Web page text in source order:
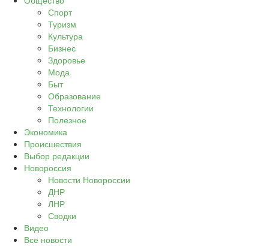
Спорт
Туризм
Культура
Бизнес
Здоровье
Мода
Быт
Образование
Технологии
Полезное
Экономика
Происшествия
Выбор редакции
Новороссия
Новости Новороссии
ДНР
ЛНР
Сводки
Видео
Все новости